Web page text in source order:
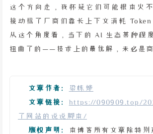
这个方向走，我怀疑它们可能根本火
接动摇了厂商们靠长上下文消耗 Token
从这个角度看，当下的 AI 生态某种程
扭曲了的——技术上的最优解，未必是商
文章作者:
梁栋烨
文章链接:
https://090909.top/
了网站的说说脚本/
版权声明:
本博客所有文章除特别